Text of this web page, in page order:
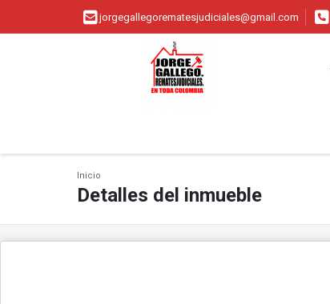
jorgegallegorematesjudiciales@gmail.com
Inicio
Detalles del inmueble